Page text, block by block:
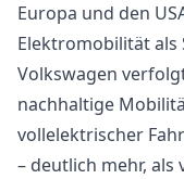
Europa und den
Elektromobilität als
Volkswagen
nachhaltige
vollelektrischer
– deutlich mehr, als